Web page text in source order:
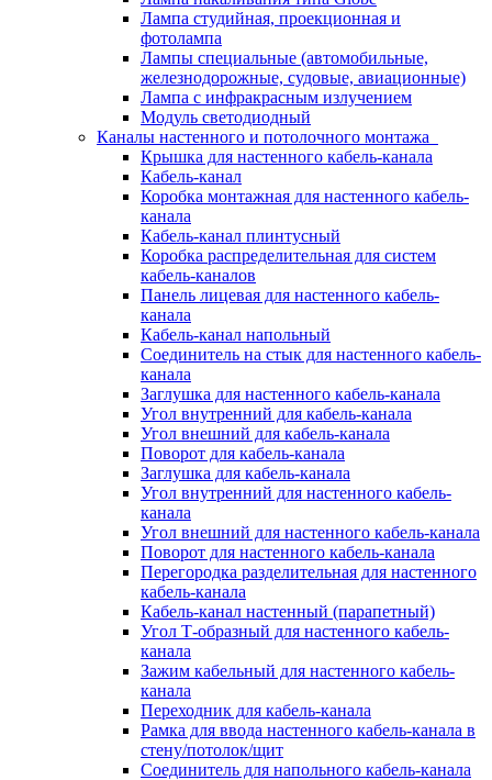
Лампа студийная, проекционная и
фотолампа
Лампы специальные (автомобильные,
железнодорожные, судовые, авиационные)
Лампа с инфракрасным излучением
Модуль светодиодный
Каналы настенного и потолочного монтажа
Крышка для настенного кабель-канала
Кабель-канал
Коробка монтажная для настенного кабель-
канала
Кабель-канал плинтусный
Коробка распределительная для систем
кабель-каналов
Панель лицевая для настенного кабель-
канала
Кабель-канал напольный
Соединитель на стык для настенного кабель-
канала
Заглушка для настенного кабель-канала
Угол внутренний для кабель-канала
Угол внешний для кабель-канала
Поворот для кабель-канала
Заглушка для кабель-канала
Угол внутренний для настенного кабель-
канала
Угол внешний для настенного кабель-канала
Поворот для настенного кабель-канала
Перегородка разделительная для настенного
кабель-канала
Кабель-канал настенный (парапетный)
Угол Т-образный для настенного кабель-
канала
Зажим кабельный для настенного кабель-
канала
Переходник для кабель-канала
Рамка для ввода настенного кабель-канала в
стену/потолок/щит
Соединитель для напольного кабель-канала